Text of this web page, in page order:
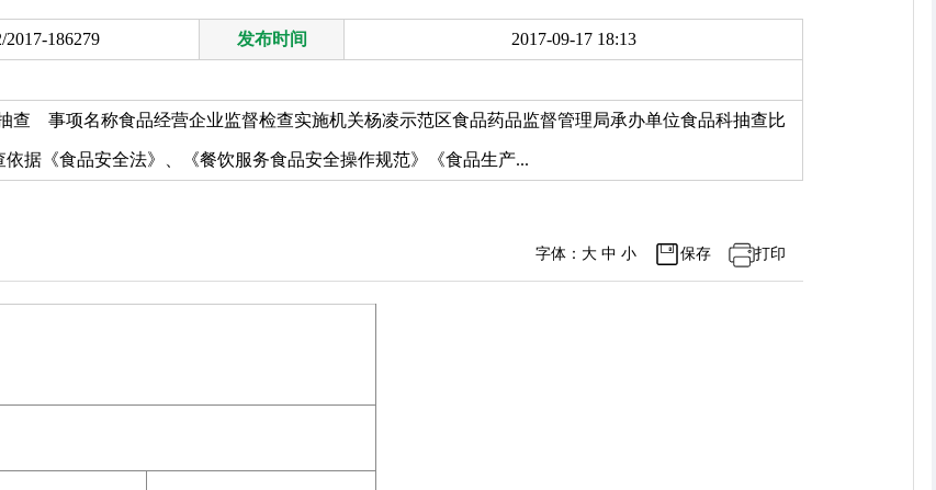
2017-186279 发布时间 2017-09-17 18:13
查 事项名称食品经营企业监督检查实施机关杨凌示范区食品药品监督管理局承办单位食品科抽查比
据《食品安全法》、《餐饮服务食品安全操作规范》《食品生产...
打印
保存
字体： 大 中 小